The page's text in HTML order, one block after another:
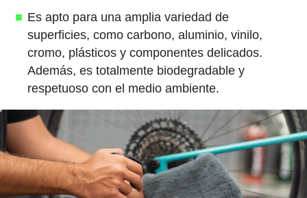
Es apto para una amplia variedad de
superficies, como carbono, aluminio, vinilo,
cromo, plásticos y componentes delicados.
Además, es totalmente biodegradable y
respetuoso con el medio ambiente.